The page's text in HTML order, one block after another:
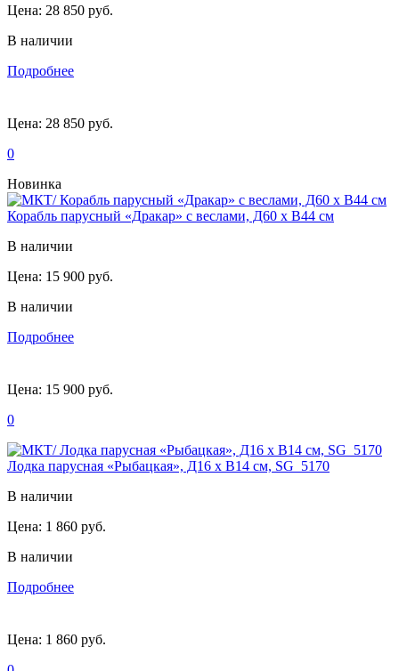
Цена: 28 850 руб.
В наличии
Подробнее
Цена: 28 850 руб.
0
Новинка
Корабль парусный «Дракар» с веслами, Д60 х В44 см
В наличии
Цена: 15 900 руб.
В наличии
Подробнее
Цена: 15 900 руб.
0
Лодка парусная «Рыбацкая», Д16 х В14 см, SG_5170
В наличии
Цена: 1 860 руб.
В наличии
Подробнее
Цена: 1 860 руб.